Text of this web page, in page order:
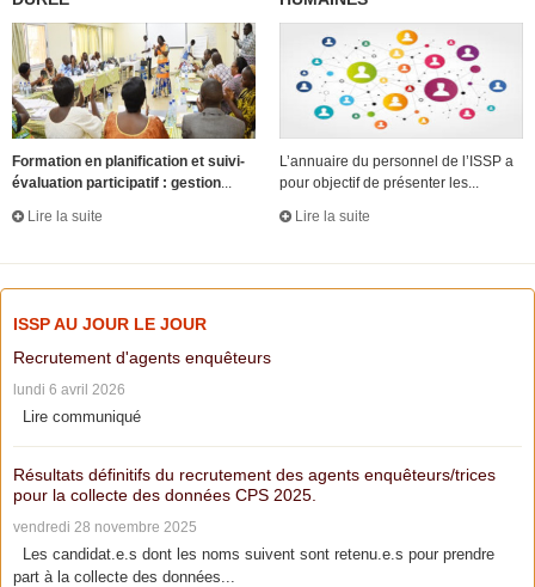
Formation en planification et suivi-
évaluation participatif : gestion...
Lire la suite
L’annuaire du personnel de l’ISSP a
pour objectif de présenter les...
Lire la suite
ISSP AU JOUR LE JOUR
Recrutement d'agents enquêteurs
lundi 6 avril 2026
Lire communiqué
Résultats définitifs du recrutement des agents enquêteurs/trices
pour la collecte des données CPS 2025.
vendredi 28 novembre 2025
Les candidat.e.s dont les noms suivent sont retenu.e.s pour prendre
part à la collecte des données...